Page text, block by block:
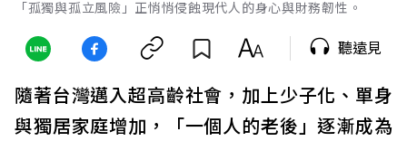
「孤獨與孤立風險」正悄悄侵蝕現代人的身心與財務韌性。
聽遠見
隨著台灣邁入超高齡社會，加上少子化、單身
與獨居家庭增加，「一個人的老後」逐漸成為